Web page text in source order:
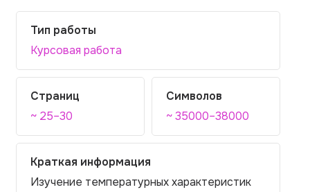
Тип работы
Курсовая работа
Страниц
~ 25–30
Символов
~ 35000–38000
Краткая информация
Изучение температурных характеристик